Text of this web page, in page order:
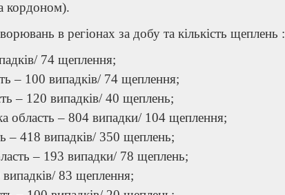
кордоном).
в регіонах за добу та кількість щеплень :
74 щеплення;
– 100 випадків/ 74 щеплення;
– 120 випадків/ 40 щеплень;
область – 804 випадки/ 104 щеплення;
– 418 випадків/ 350 щеплень;
– 193 випадки/ 78 щеплень;
випадків/ 83 щеплення;